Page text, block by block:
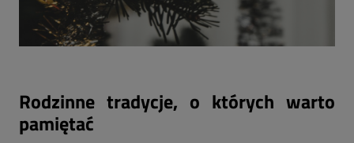
Rodzinne tradycje, o których warto
pamiętać